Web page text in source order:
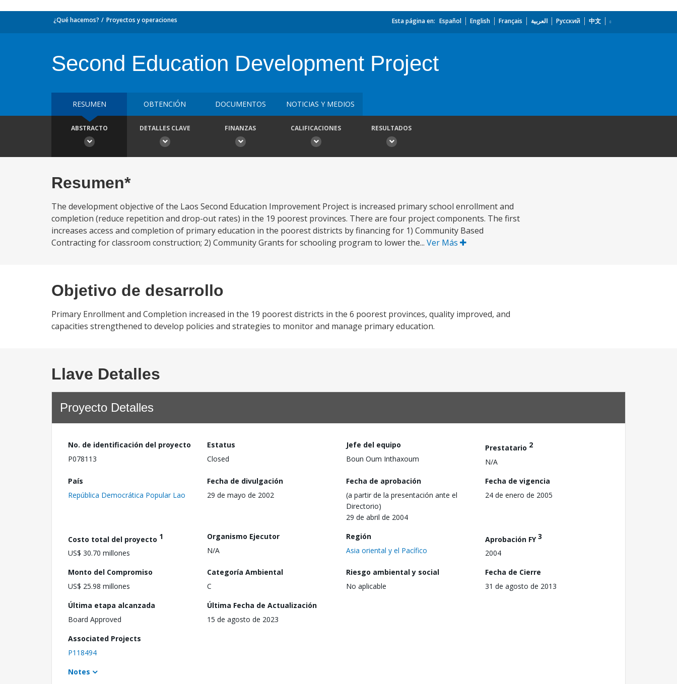
¿Qué hacemos? Proyectos y operaciones Esta página en: Español English Français العربية Русский 中文
Second Education Development Project
RESUMEN OBTENCIÓN DOCUMENTOS NOTICIAS Y MEDIOS
ABSTRACTO DETALLES CLAVE FINANZAS CALIFICACIONES RESULTADOS
Resumen*
The development objective of the Laos Second Education Improvement Project is increased primary school enrollment and
completion (reduce repetition and drop-out rates) in the 19 poorest provinces. There are four project components. The first
increases access and completion of primary education in the poorest districts by financing for 1) Community Based
Contracting for classroom construction; 2) Community Grants for schooling program to lower the... Ver Más
Objetivo de desarrollo
Primary Enrollment and Completion increased in the 19 poorest districts in the 6 poorest provinces, quality improved, and
capacities strengthened to develop policies and strategies to monitor and manage primary education.
Llave Detalles
Proyecto Detalles
No. de identificación del proyecto
P078113
Estatus
Closed
Jefe del equipo
Boun Oum Inthaxoum
Prestatario 2
N/A
País
República Democrática Popular Lao
Fecha de divulgación
29 de mayo de 2002
Fecha de aprobación
(a partir de la presentación ante el
Directorio)
29 de abril de 2004
Fecha de vigencia
24 de enero de 2005
Costo total del proyecto 1
US$ 30.70 millones
Organismo Ejecutor
N/A
Región
Asia oriental y el Pacífico
Aprobación FY3
2004
Monto del Compromiso
US$ 25.98 millones
Categoría Ambiental
C
Riesgo ambiental y social
No aplicable
Fecha de Cierre
31 de agosto de 2013
Última etapa alcanzada
Board Approved
Última Fecha de Actualización
15 de agosto de 2023
Associated Projects
P118494
Notes